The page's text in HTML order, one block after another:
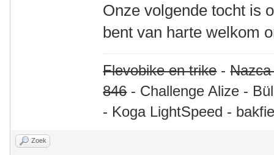
Onze volgende tocht is
bent van harte welkom
Flevobike en trike-
846- Challenge Alize -
- Koga LightSpeed -
Zoek